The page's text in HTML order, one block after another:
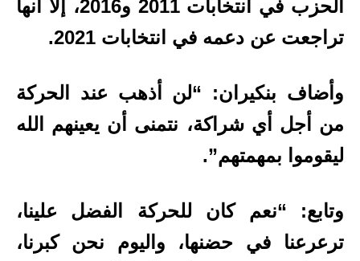
الحزب في انتخابات 2011 و2016، إلا أنها
تراجعت عن دعمه في انتخابات 2021.
وأضاف بنكيران: “لن أذهب عند الحركة
من أجل أي شراكة، نتمنى أن يعينهم الله
ليقوموا بمهمتهم”.
وتابع: “نعم كان للحركة الفضل علينا،
ترعرعنا في حضنها، واليوم نحن كبرنا،